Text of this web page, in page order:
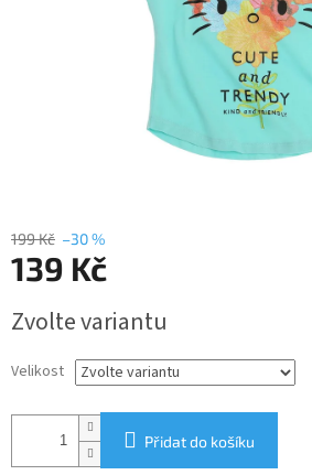
199 Kč –30 %
139 Kč
cena:
Zvolte variantu
Velikost
Přidat do košíku